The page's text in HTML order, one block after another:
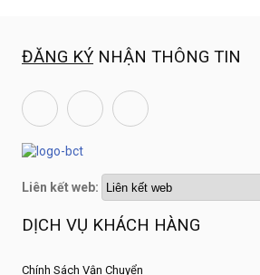
ĐĂNG KÝ NHẬN THÔNG TIN
Liên kết web:
DỊCH VỤ KHÁCH HÀNG
Chính Sách Vận Chuyển